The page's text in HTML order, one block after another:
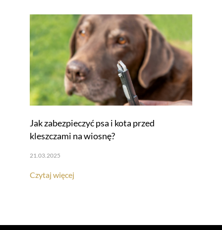
Jak zabezpieczyć psa i kota przed
kleszczami na wiosnę?
21.03.2025
Czytaj więcej